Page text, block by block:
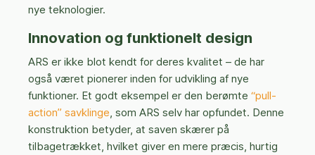
nye teknologier.
Innovation og funktionelt design
ARS er ikke blot kendt for deres kvalitet – de har
også været pionerer inden for udvikling af nye
funktioner. Et godt eksempel er den berømte “pull-
action” savklinge, som ARS selv har opfundet. Denne
konstruktion betyder, at saven skærer på
tilbagetrækket, hvilket giver en mere præcis, hurtig